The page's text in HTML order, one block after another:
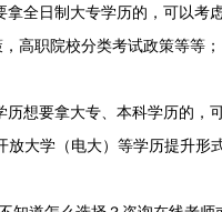
日制大专学历的，可以考
高职院校分类考试政策等等；
要拿大专、本科学历的，
放大学（电大）等学历提升形